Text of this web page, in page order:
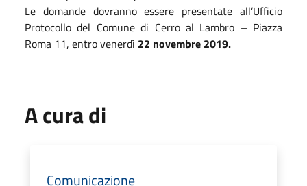
Le domande dovranno essere presentate all’Ufficio
Protocollo del Comune di Cerro al Lambro – Piazza
Roma 11, entro venerdì 22 novembre 2019.
A cura di
Comunicazione